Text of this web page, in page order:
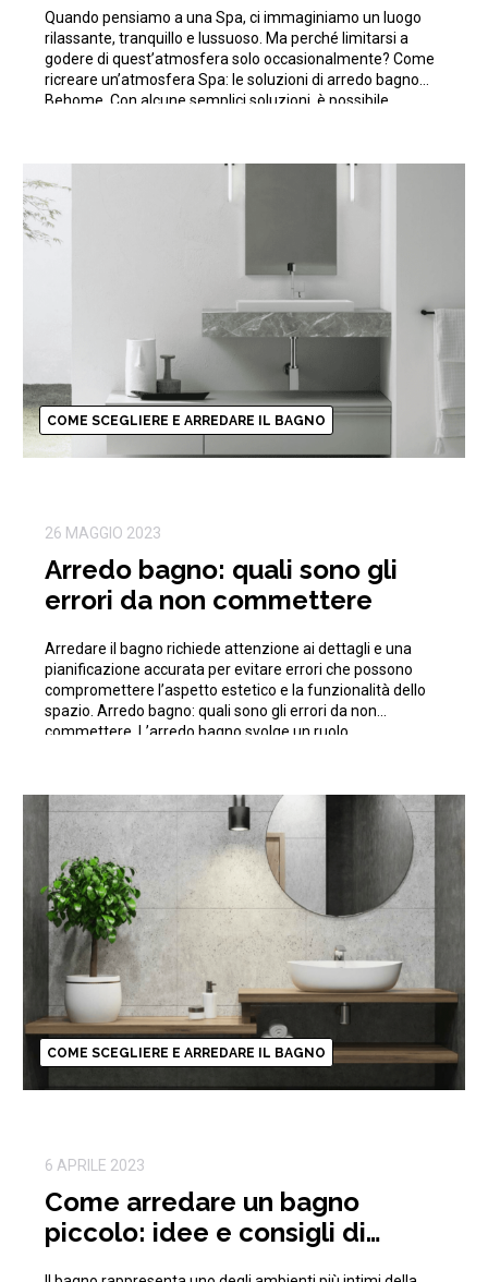
Quando pensiamo a una Spa, ci immaginiamo un luogo
rilassante, tranquillo e lussuoso. Ma perché limitarsi a
godere di quest’atmosfera solo occasionalmente? Come
ricreare un’atmosfera Spa: le soluzioni di arredo bagno
Behome. Con alcune semplici soluzioni, è possibile
COME SCEGLIERE E ARREDARE IL BAGNO
26 MAGGIO 2023
Arredo bagno: quali sono gli
errori da non commettere
Arredare il bagno richiede attenzione ai dettagli e una
pianificazione accurata per evitare errori che possono
compromettere l’aspetto estetico e la funzionalità dello
spazio. Arredo bagno: quali sono gli errori da non
commettere. L’arredo bagno svolge un ruolo
progettare e arredare il […]
COME SCEGLIERE E ARREDARE IL BAGNO
6 APRILE 2023
Come arredare un bagno
piccolo: idee e consigli di